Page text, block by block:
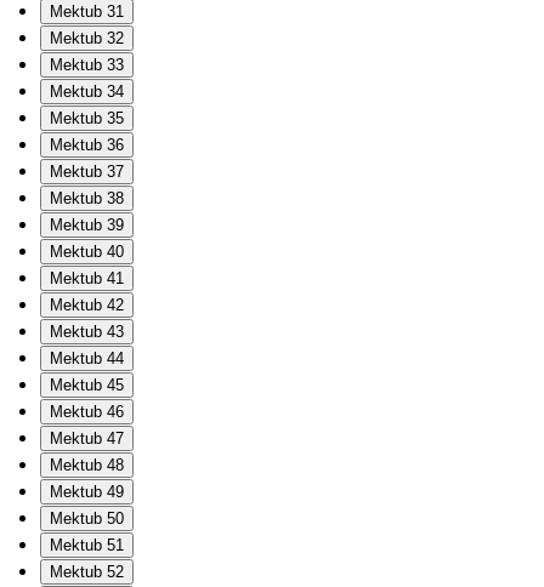
Mektub 31
Mektub 32
Mektub 33
Mektub 34
Mektub 35
Mektub 36
Mektub 37
Mektub 38
Mektub 39
Mektub 40
Mektub 41
Mektub 42
Mektub 43
Mektub 44
Mektub 45
Mektub 46
Mektub 47
Mektub 48
Mektub 49
Mektub 50
Mektub 51
Mektub 52